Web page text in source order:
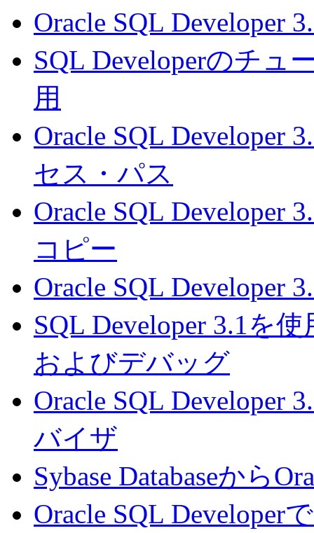
Oracle SQL Developer
SQL Developerのチュ
用
Oracle SQL Developer
セス・パス
Oracle SQL Developer
コピー
Oracle SQL Developer
SQL Developer 3.1を
およびデバッグ
Oracle SQL Developer
バイザ
Sybase Databaseから
Oracle SQL Developer